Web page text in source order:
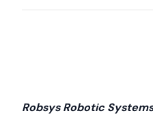
Robsys Robotic